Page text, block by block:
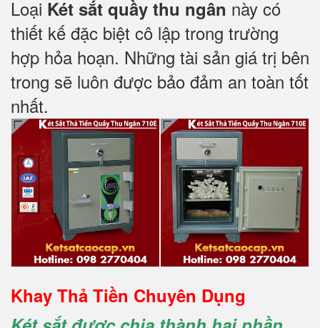
Loại Két sắt quầy thu ngân này có
thiết kế đặc biệt cô lập trong trường
hợp hỏa hoạn. Những tài sản giá trị bên
trong sẽ luôn được bảo đảm an toàn tốt
nhất.
Khay Thả Tiền Chuyên Dụng